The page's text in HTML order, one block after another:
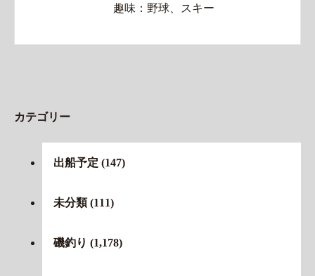
趣味：野球、スキー
カテゴリー
出船予定 (147)
未分類(111)
磯釣り (1,178)